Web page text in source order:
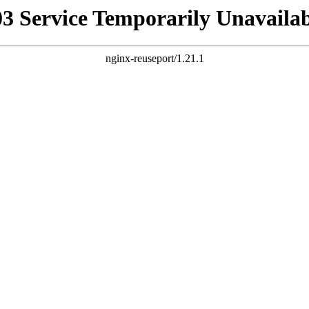
Service Temporarily
nginx-reuseport/1.21.1